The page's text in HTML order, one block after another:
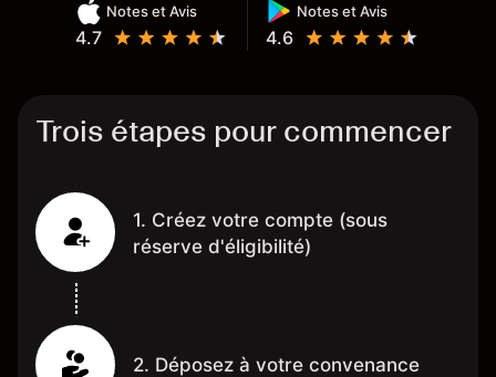
Notes et Avis
4.7
Notes et Avis
4.6
Trois étapes pour commencer
1. Créez votre compte (sous
réserve d'éligibilité)
2. Déposez à votre convenance